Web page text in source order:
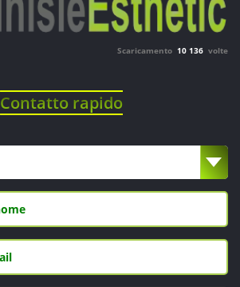
Scaricamento 10 136 volte
Contatto rapido